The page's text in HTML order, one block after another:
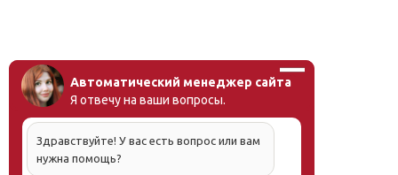
Автоматический менеджер сайта
Я отвечу на ваши вопросы.
Здравствуйте! У вас есть вопрос или вам
нужна помощь?